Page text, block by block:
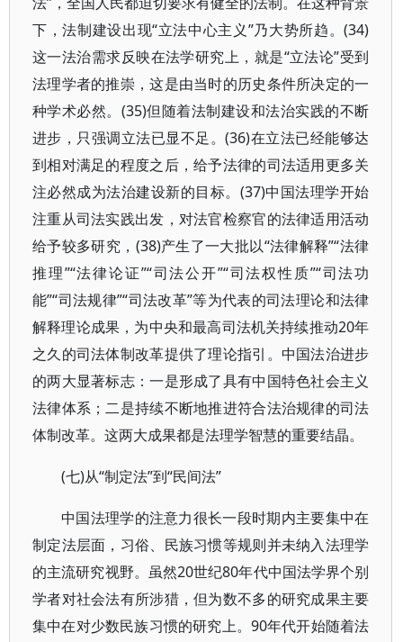
下，法制建设出现“立法中心主义”乃大势所趋。(34)
这一法治需求反映在法学研究上，就是“立法论”受到
法理学者的推崇，这是由当时的历史条件所决定的一
种学术必然。(35)但随着法制建设和法治实践的不断
进步，只强调立法已显不足。(36)在立法已经能够达
到相对满足的程度之后，给予法律的司法适用更多关
注必然成为法治建设新的目标。(37)中国法理学开始
注重从司法实践出发，对法官检察官的法律适用活动
给予较多研究，(38)产生了一大批以“法律解释”“法律
推理”“法律论证”“司法公开”“司法权性质”“司法功
能”“司法规律”“司法改革”等为代表的司法理论和法律
解释理论成果，为中央和最高司法机关持续推动20年
之久的司法体制改革提供了理论指引。中国法治进步
的两大显著标志：一是形成了具有中国特色社会主义
法律体系；二是持续不断地推进符合法治规律的司法
体制改革。这两大成果都是法理学智慧的重要结晶。
(七)从“制定法”到“民间法”
中国法理学的注意力很长一段时期内主要集中在
制定法层面，习俗、民族习惯等规则并未纳入法理学
的主流研究视野。虽然20世纪80年代中国法学界个别
学者对社会法有所涉猎，但为数不多的研究成果主要
集中在对少数民族习惯的研究上。90年代开始随着法